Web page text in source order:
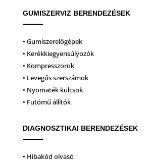
GUMISZERVIZ BERENDEZÉSEK
• Gumiszerelőgépek
• Kerékkiegyensúlyozók
• Kompresszorok
• Levegős szerszámok
• Nyomaték kulcsok
• Futómű állítók
DIAGNOSZTIKAI BERENDEZÉSEK
• Hibakód olvasó